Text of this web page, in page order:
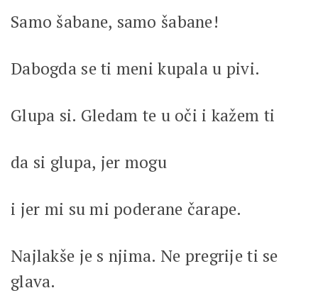
Samo šabane, samo šabane!
Dabogda se ti meni kupala u pivi.
Glupa si. Gledam te u oči i kažem ti
da si glupa, jer mogu
i jer mi su mi poderane čarape.
Najlakše je s njima. Ne pregrije ti se
glava.